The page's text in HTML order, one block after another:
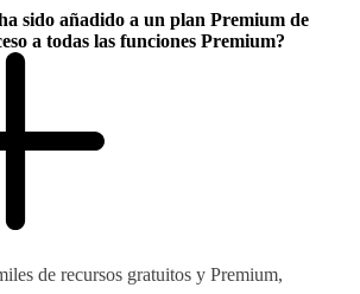
sido añadido a un plan Premium de
a todas las funciones Premium?
de recursos gratuitos y Premium,